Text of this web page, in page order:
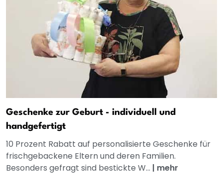
Geschenke zur Geburt - individuell und
handgefertigt
10 Prozent Rabatt auf personalisierte Geschenke für
frischgebackene Eltern und deren Familien.
Besonders gefragt sind bestickte W... | mehr